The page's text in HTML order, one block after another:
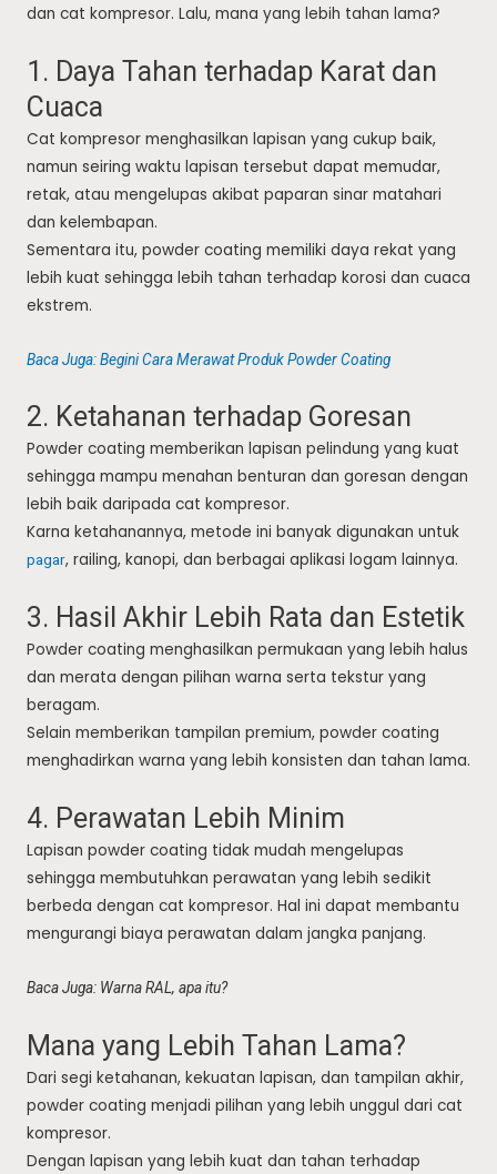
dan cat kompresor. Lalu, mana yang lebih tahan lama?
1. Daya Tahan terhadap Karat dan
Cuaca
Cat kompresor menghasilkan lapisan yang cukup baik,
namun seiring waktu lapisan tersebut dapat memudar,
retak, atau mengelupas akibat paparan sinar matahari
dan kelembapan.
Sementara itu, powder coating memiliki daya rekat yang
lebih kuat sehingga lebih tahan terhadap korosi dan cuaca
ekstrem.
Baca Juga: Begini Cara Merawat Produk Powder Coating
2. Ketahanan terhadap Goresan
Powder coating memberikan lapisan pelindung yang kuat
sehingga mampu menahan benturan dan goresan dengan
lebih baik daripada cat kompresor.
Karna ketahanannya, metode ini banyak digunakan untuk
pagar, railing, kanopi, dan berbagai aplikasi logam lainnya.
3. Hasil Akhir Lebih Rata dan Estetik
Powder coating menghasilkan permukaan yang lebih halus
dan merata dengan pilihan warna serta tekstur yang
beragam.
Selain memberikan tampilan premium, powder coating
menghadirkan warna yang lebih konsisten dan tahan lama.
4. Perawatan Lebih Minim
Lapisan powder coating tidak mudah mengelupas
sehingga membutuhkan perawatan yang lebih sedikit
berbeda dengan cat kompresor. Hal ini dapat membantu
mengurangi biaya perawatan dalam jangka panjang.
Baca Juga: Warna RAL, apa itu?
Mana yang Lebih Tahan Lama?
Dari segi ketahanan, kekuatan lapisan, dan tampilan akhir,
powder coating menjadi pilihan yang lebih unggul dari cat
kompresor.
Dengan lapisan yang lebih kuat dan tahan terhadap